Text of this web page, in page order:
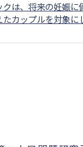
は、将来の妊娠に
カップルを対象に